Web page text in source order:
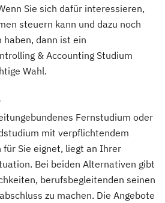
Sie sich dafür interessieren,
steuern kann und dazu noch
dann ist ein
& Accounting Studium
Wahl.
Fernstudium oder
mit verpflichtendem
für Sie eignet, liegt an Ihrer
Bei beiden Alternativen gibt
berufsbegleitenden seinen
zu machen. Die Angebote